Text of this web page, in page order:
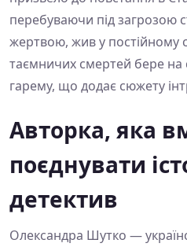
перебуваючи під загрозою
жертвою, жив у постійному
таємничих смертей бере на
гарему, що додає сюжету
Авторка, яка
поєднувати
детектив
Олександра Шутко —